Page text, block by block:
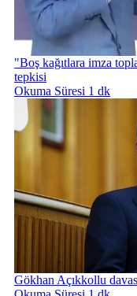
"Boş kağıtlara imza
tepkisi
Okuma Süresi 1 dk
Gökhan Açıkkollu